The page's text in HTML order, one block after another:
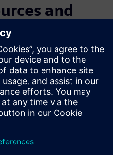
and
and
MainMATE - ZETA